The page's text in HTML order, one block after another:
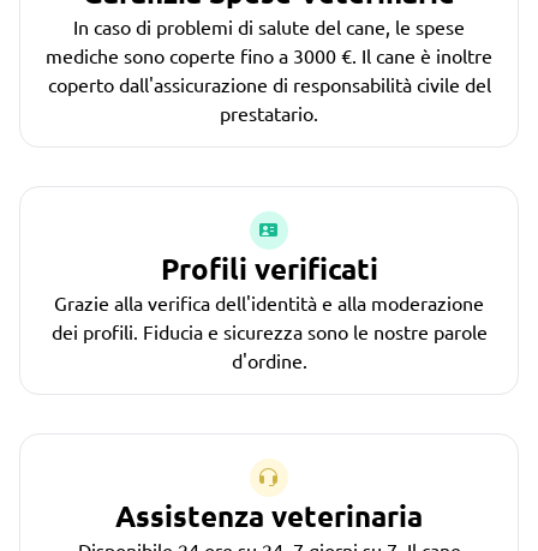
In caso di problemi di salute del cane, le spese
mediche sono coperte fino a 3000 €. Il cane è inoltre
coperto dall'assicurazione di responsabilità civile del
prestatario.
Profili verificati
Grazie alla verifica dell'identità e alla moderazione
dei profili. Fiducia e sicurezza sono le nostre parole
d'ordine.
Assistenza veterinaria